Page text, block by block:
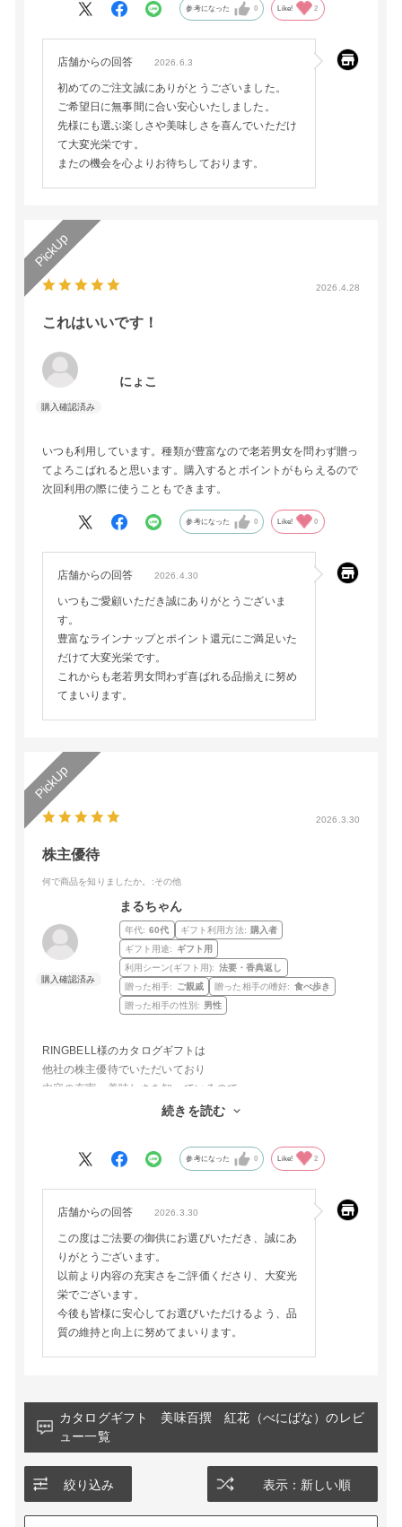
す。ありがとうございました。参考になった 0 Like! 2
店舗からの回答 2026.6.3
初めてのご注文誠にありがとうございました。
ご希望日に無事間に合い安心いたしました。
先様にも選ぶ楽しさや美味しさを喜んでいただけ
て大変光栄です。
またの機会を心よりお待ちしております。
2026.4.28
これはいいです！
にょこ
いつも利用しています。種類が豊富なので老若男女を問わず贈っ
てよろこばれると思います。購入するとポイントがもらえるので
次回利用の際に使うこともできます。
参考になった 0 Like! 0
店舗からの回答 2026.4.30
いつもご愛顧いただき誠にありがとうございま
す。
豊富なラインナップとポイント還元にご満足いた
だけて大変光栄です。
これからも老若男女問わず喜ばれる品揃えに努め
てまいります。
2026.3.30
株主優待
何で商品を知りましたか。 :その他
まるちゃん
年代: 60代 ギフト利用方法: 購入者
ギフト用途:
ギフト用
利用シーン(ギフト用): 法要・香典返し
贈った相手:
ご親戚 贈った相手の嗜好: 食べ歩き
贈った相手の性別: 男性
RINGBELL様のカタログギフトは
他社の株主優待でいただいており
内容の充実・美味しさを知っているので
法事の御供として購入いしました
続きを読む
参考になった 0 Like! 2
店舗からの回答 2026.3.30
この度はご法要の御供にお選びいただき、誠にあ
りがとうございます。
以前より内容の充実さをご評価くださり、大変光
栄でございます。
今後も皆様に安心してお選びいただけるよう、品
質の維持と向上に努めてまいります。
カタログギフト 美味百撰 紅花（べにばな）のレビ
ュー一覧
絞り込み 表示：新しい順